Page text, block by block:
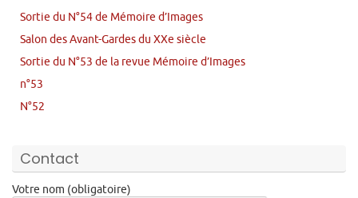
Sortie du N°54 de Mémoire d’Images
Salon des Avant-Gardes du XXe siècle
Sortie du N°53 de la revue Mémoire d’Images
n°53
N°52
Contact
Votre nom (obligatoire)